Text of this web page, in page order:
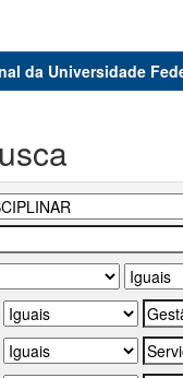
da Universidade